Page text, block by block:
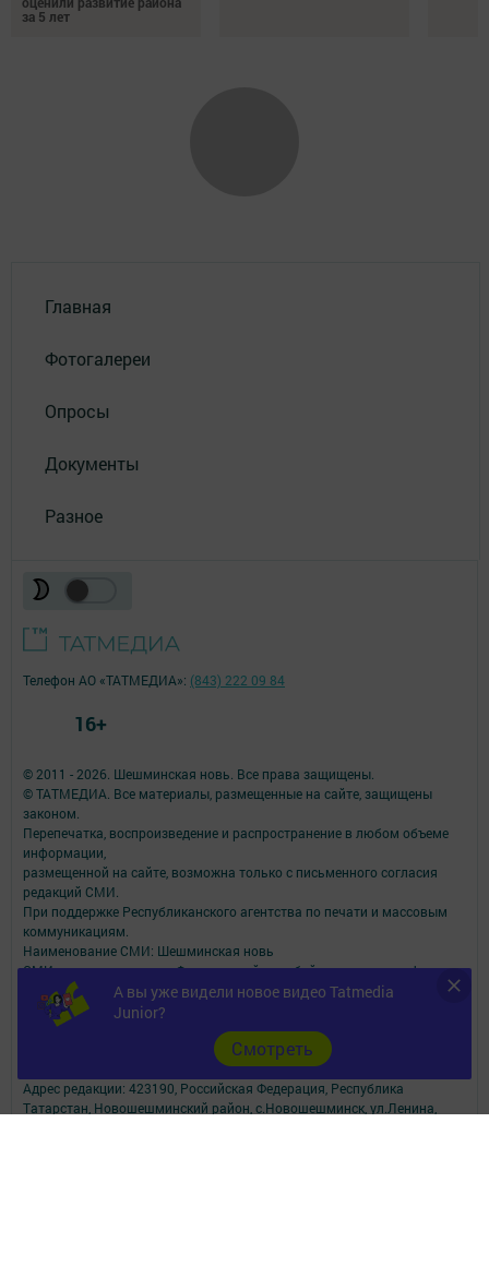
за 5 лет
Главная
Фотогалереи
Опросы
Документы
Разное
А вы уже видели новое видео Tatmedia
Junior?
Cмотреть
© 2011 - 2026. Шешминская новь. Все права защищены.
© ТАТМЕДИА. Все материалы, размещенные на сайте, защищены
законом.
Перепечатка, воспроизведение и распространение в любом объеме
информации,
размещенной на сайте, возможна только с письменного согласия
редакций СМИ.
При поддержке Республиканского агентства по печати и массовым
коммуникациям.
Наименование СМИ: Шешминская новь
СМИ зарегистрировано Федеральной службой по надзору в сфере
связи,
информационных технологий и массовых коммуникаций
запись о регистрации СМИ ЭЛ № ФС 77 - 90148 от 07.10.2025
ФИО главного редактора: Мусин Азат Вализанович Email:
sheshminskaja-nov.dir@tatmedia.com
Адрес редакции: 423190, Российская Федерация, Республика
Татарстан, Новошешминский район, с.Новошешминск, ул.Ленина,
Телефон АО «ТАТМЕДИА»: (843) 222 09 84
16+